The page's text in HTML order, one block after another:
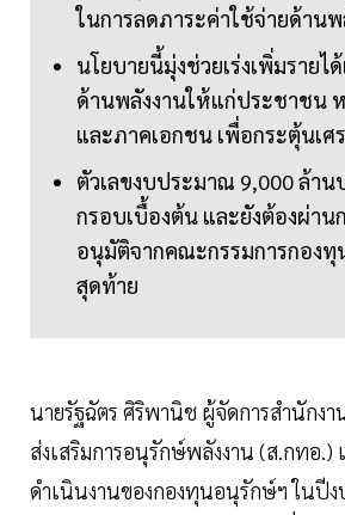
ในการลดภาระค่าใช้จ่ายด้านพ
นโยบายนี้มุ่งช่วยเร่งเพิ่มรายไ
ด้านพลังงานให้แก่ประชาชน
และภาคเอกชน เพื่อกระตุ้นเศ
ตัวเลขงบประมาณ 9,000 ล้าน
กรอบเบื้องต้น และยังต้องผ่าน
อนุมัติจากคณะกรรมการกอง
สุดท้าย
นายรัฐฉัตร ศิริพานิช ผู้จัดการสำนักง
ส่งเสริมการอนุรักษ์พลังงาน (ส.กทอ.)
ดำเนินงานของกองทุนอนุรักษ์ฯ ในปีง